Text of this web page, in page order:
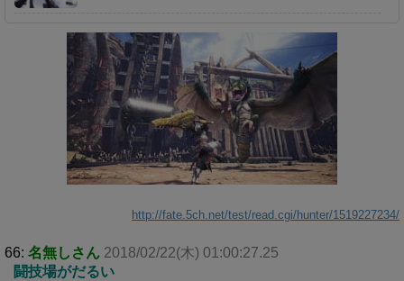
http://fate.5ch.net/test/read.cgi/hunter/1519227234/
66: 名無しさん 2018/02/22(木) 01:00:27.25
闘技場がだるい